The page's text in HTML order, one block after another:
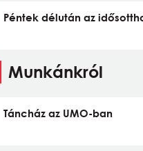
Péntek délután az
Munkánkról
Táncház az UMO-ban